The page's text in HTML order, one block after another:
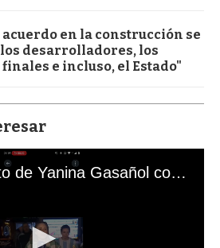
acuerdo en la construcción se
desarrolladores, los
e incluso, el Estado"
El mal momento de Yanina Gasañol con un hincha argentino en "Subrayado"